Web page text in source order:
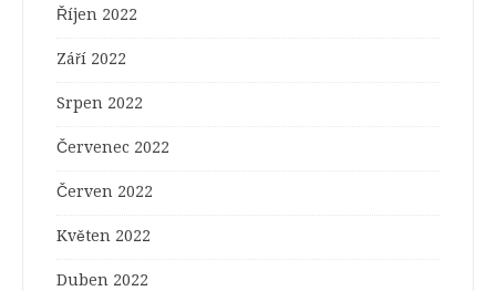
Říjen 2022
Září 2022
Srpen 2022
Červenec 2022
Červen 2022
Květen 2022
Duben 2022